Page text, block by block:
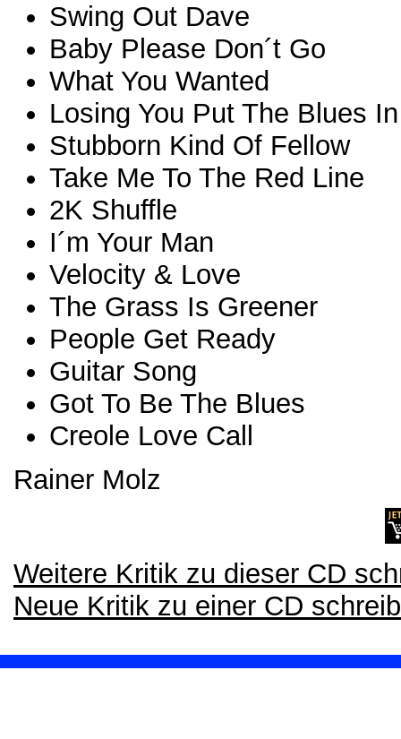
Swing Out Dave
Baby Please Don´t Go
What You Wanted
Losing You Put The Blues
Stubborn Kind Of Fellow
Take Me To The Red Line
2K Shuffle
I´m Your Man
Velocity & Love
The Grass Is Greener
People Get Ready
Guitar Song
Got To Be The Blues
Creole Love Call
Rainer Molz
Weitere Kritik zu dieser CD
Neue Kritik zu einer CD